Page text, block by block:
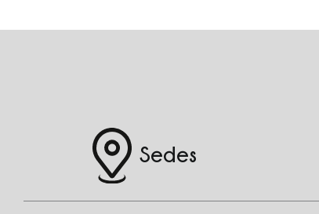
Sedes